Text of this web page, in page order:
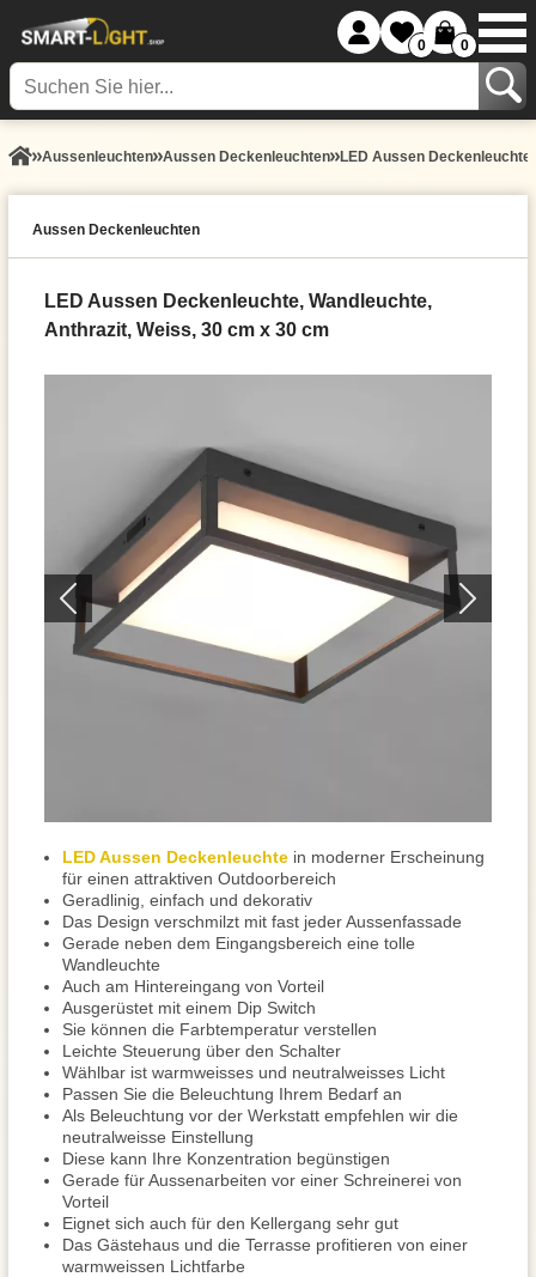
0 0
Aussen­leuchten Aussen Deckenleuchten LED Aussen
Aussen Deckenleuchten
LED Aussen Deckenleuchte, Wandleuchte,
Anthrazit, Weiss, 30 cm x 30 cm
LED Aussen Deckenleuchte in moderner Erscheinung
für einen attraktiven Outdoorbereich
Geradlinig, einfach und dekorativ
Das Design verschmilzt mit fast jeder Aussenfassade
Gerade neben dem Eingangsbereich eine tolle
Wandleuchte
Auch am Hintereingang von Vorteil
Ausgerüstet mit einem Dip Switch
Sie können die Farbtemperatur verstellen
Leichte Steuerung über den Schalter
Wählbar ist warmweisses und neutralweisses Licht
Passen Sie die Beleuchtung Ihrem Bedarf an
Als Beleuchtung vor der Werkstatt empfehlen wir die
neutralweisse Einstellung
Diese kann Ihre Konzentration begünstigen
Gerade für Aussenarbeiten vor einer Schreinerei von
Vorteil
Eignet sich auch für den Kellergang sehr gut
Das Gästehaus und die Terrasse profitieren von einer
warmweissen Lichtfarbe